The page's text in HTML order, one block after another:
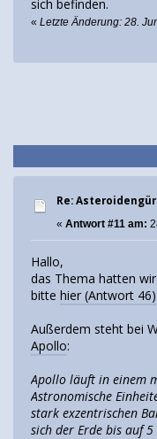
sich befinden.
« Letzte Änderung: 28.
Re:
« Antwort #11 am:
Hallo,
das Thema hatten
bitte hier (Antwort 46)
Außerdem steht bei
Apollo:
Apollo läuft in einem
Astronomische
stark exzentrischen
sich der Erde bis auf